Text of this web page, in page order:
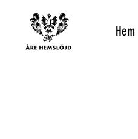
Hem